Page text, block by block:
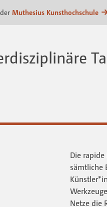
Muthesius Kunsthochschule
Die
sämtliche
Netze die